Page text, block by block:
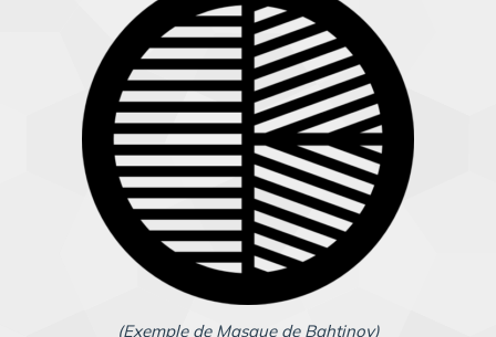
(Exemple de Masque de Bahtinov)